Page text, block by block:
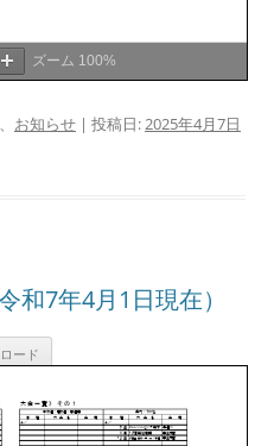
ズーム 100%
、 お知らせ | 投稿日:2025年4月7日
和7年4月1日現在）
ード